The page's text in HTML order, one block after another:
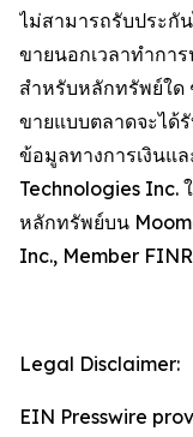
ไม่สามารถรับประกั
ขายนอกเวลาทำกา
สำหรับหลักทรัพย์ใด
ขายแบบตลาดจะได้
ข้อมูลทางการเงินแ
Technologies Inc.
หลักทรัพย์บน
Inc., Member
Legal Disclaimer:
EIN Presswire